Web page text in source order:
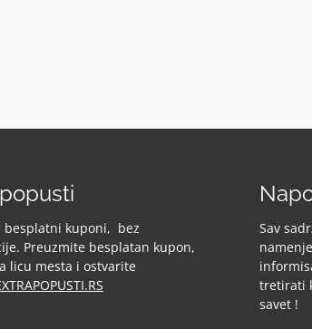
besplatni kuponi, bez
Preuzmite besplatan kupon,
licu mesta i ostvarite
Sav
tretirati
savet !